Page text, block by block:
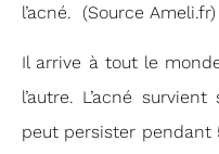
l’acné. (Source Ameli.fr)
Il arrive à tout le
l’autre. L’acné
peut persister pendant